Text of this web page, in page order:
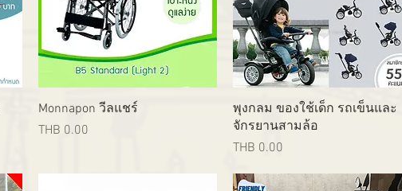
Quick View
Monnapon วีลแชร์
Price
THB 0.00
Quick View
พุงกลม ของใช้เด็ก รถเข็นและ
จักรยานสามล้อ
Price
THB 0.00